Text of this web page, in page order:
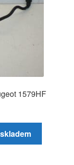
1579HF